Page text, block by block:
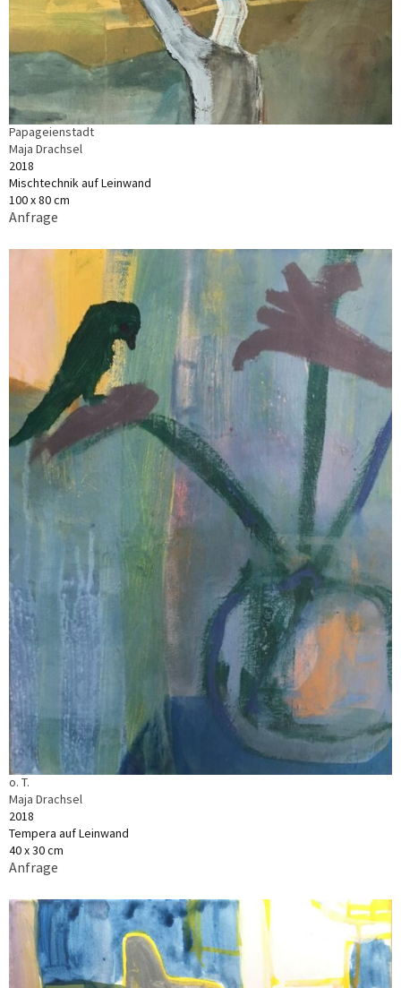
Papageienstadt
Maja Drachsel
2018
Mischtechnik auf Leinwand
100 x 80 cm
Anfrage
o. T.
Maja Drachsel
2018
Tempera auf Leinwand
40 x 30 cm
Anfrage